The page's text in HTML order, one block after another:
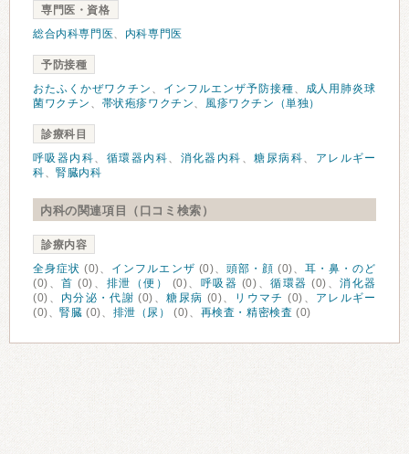
専門医・資格
総合内科専門医、 内科専門医
予防接種
おたふくかぜワクチン 、 インフルエンザ予防接種、
成人用肺炎球
菌ワクチン 、 帯状疱疹ワクチン、 風疹ワクチン（単独）
診療科目
呼吸器内科、 循環器内科、 消化器内科 、糖尿病科、 アレルギー
科、腎臓内科
内科の関連項目（口コミ検索）
診療内容
全身症状 (0)、 インフルエンザ (0)、 頭部・顔 (0)、耳・鼻・のど
(0)、首 (0)、 排泄（便） (0)、 呼吸器 (0)、循環器 (0)、消化器
(0)、 内分泌・代謝 (0)、糖尿病 (0)、 リウマチ (0)、 アレルギー
(0)、腎臓 (0)、 排泄（尿） (0)、 再検査・精密検査 (0)